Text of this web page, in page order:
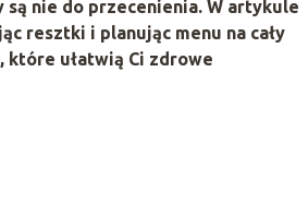
są nie do przecenienia. W artykule
resztki i planując menu na cały
które ułatwią Ci zdrowe